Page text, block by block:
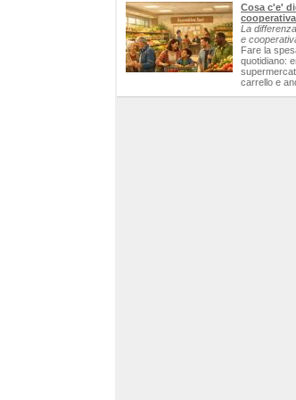
Cosa c'e'
La
e
Fare la
quotidiano:
carrello e